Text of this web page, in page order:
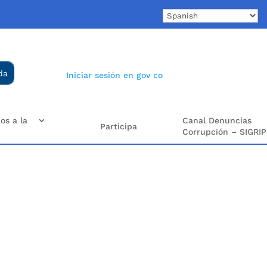
Iniciar sesión en gov co
a la
Participa
Canal Denuncias
Corrupción – SIGRIP